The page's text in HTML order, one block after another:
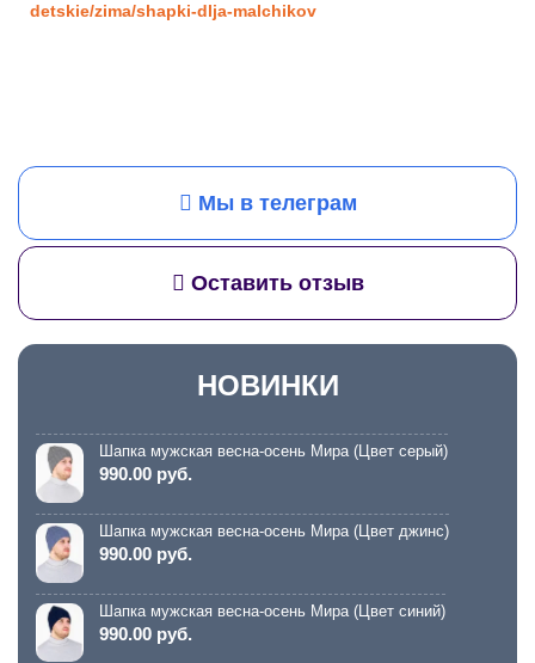
detskie/zima/shapki-dlja-malchikov
Мы в телеграм
Оставить отзыв
НОВИНКИ
Шапка мужская весна-осень Мира (Цвет серый)
990.00 руб.
Шапка мужская весна-осень Мира (Цвет джинс)
990.00 руб.
Шапка мужская весна-осень Мира (Цвет синий)
990.00 руб.